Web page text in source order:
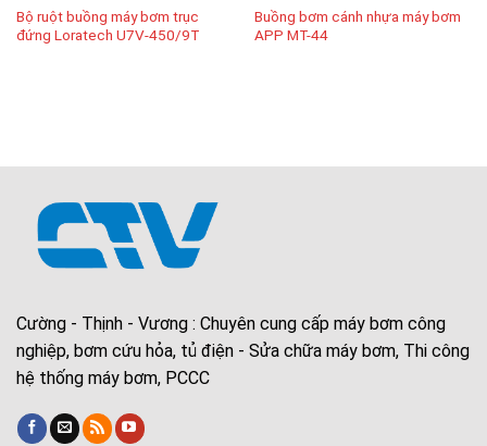
Bộ ruột buồng máy bơm trục
đứng Loratech U7V-450/9T
Buồng bơm cánh nhựa máy bơm
APP MT-44
Cường - Thịnh - Vương : Chuyên cung cấp máy bơm công
nghiệp, bơm cứu hỏa, tủ điện - Sửa chữa máy bơm, Thi công
hệ thống máy bơm, PCCC